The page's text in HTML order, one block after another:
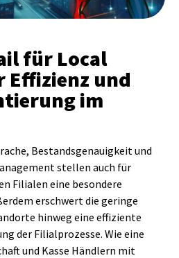
für Local
Effizienz und
im
Bestandsgenauigkeit und
stellen auch für
Filialen eine besondere
erschwert die geringe
hinweg eine effiziente
der Filialprozesse. Wie eine
und Kasse Händlern mit